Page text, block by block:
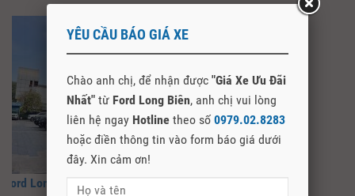
Ford Long Biên – Đại Lý Ford Uy Tín Nhất Tại Hà Nội
YÊU CẦU BÁO GIÁ XE
Chào anh chị, để nhận được "Giá Xe Ưu Đãi
Nhất" từ Ford Long Biên, anh chị vui lòng
liên hệ ngay Hotline theo số 0979.02.8283
hoặc điền thông tin vào form báo giá dưới
đây. Xin cảm ơn!